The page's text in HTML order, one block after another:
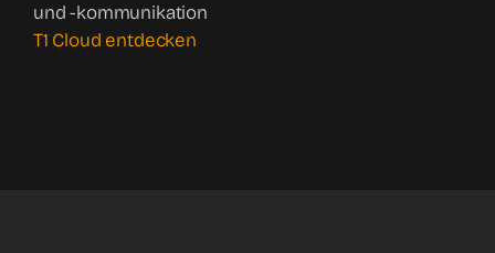
und -kommunikation
T1 Cloud entdecken